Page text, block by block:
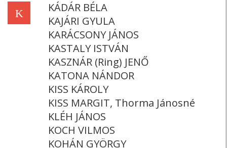
K
KÁDÁR BÉLA
KAJÁRI GYULA
KARÁCSONY JÁNOS
KASTALY ISTVÁN
KASZNÁR (Ring) JENŐ
KATONA NÁNDOR
KISS KÁROLY
KISS MARGIT, Thorma Jánosné
KLÉH JÁNOS
KOCH VILMOS
KOHÁN GYÖRGY